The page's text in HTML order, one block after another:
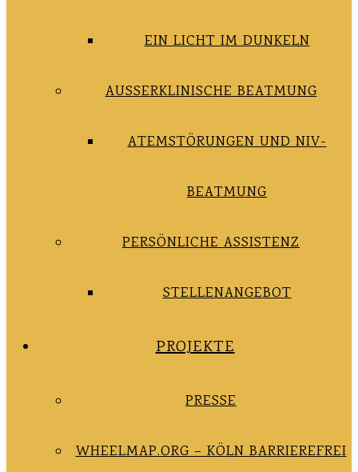
EIN LICHT IM DUNKELN
AUSSERKLINISCHE BEATMUNG
ATEMSTÖRUNGEN UND NIV-
BEATMUNG
PERSÖNLICHE ASSISTENZ
STELLENANGEBOT
PROJEKTE
PRESSE
WHEELMAP.ORG – KÖLN BARRIEREFREI